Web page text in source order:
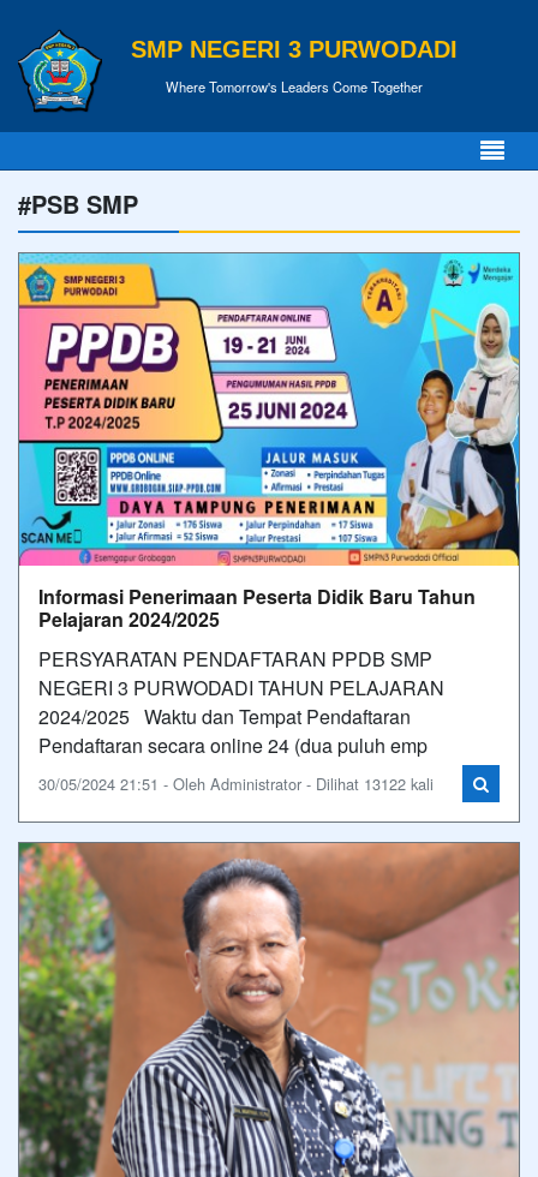
SMP NEGERI 3 PURWODADI
Where Tomorrow's Leaders Come Together
#PSB SMP
Informasi Penerimaan Peserta Didik Baru Tahun
Pelajaran 2024/2025
PERSYARATAN PENDAFTARAN PPDB SMP
NEGERI 3 PURWODADI TAHUN PELAJARAN
2024/2025 Waktu dan Tempat Pendaftaran
Pendaftaran secara online 24 (dua puluh emp
30/05/2024 21:51 - Oleh Administrator - Dilihat 13122 kali